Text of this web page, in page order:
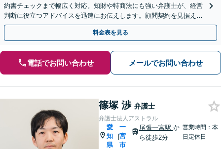
約書チェックまで幅広く対応。知財や特商法にも強い弁護士が、経営
判断に役立つアドバイスを迅速にお伝えします。顧問契約を見据えた
スポット相談も歓迎。【製造・建設・FC等】
料金表を見る
電話でお問い合わせ メールでお問い合わせ
篠塚 渉 弁護士
弁護士法人アストラル
愛
知
県
|
一
宮
市
尾張一宮駅 か
ら徒歩2分
営業時間：本
日定休日